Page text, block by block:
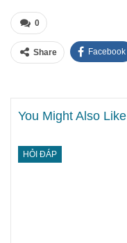
0
Share Facebook
You Might Also Like
HỎI ĐÁP